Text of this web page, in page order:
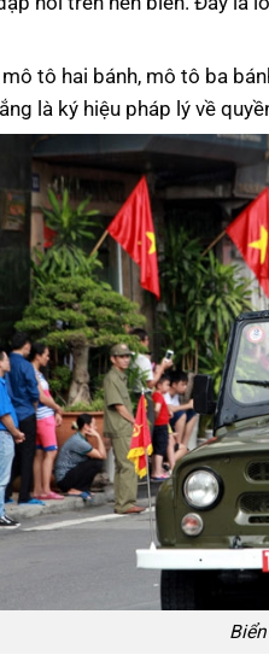
tô hai bánh, mô tô ba
là ký hiệu pháp lý về